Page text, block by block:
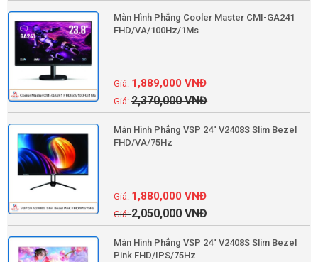
Màn Hình Phẳng Cooler Master CMI-GA241
FHD/VA/100Hz/1Ms
2,370,000VNĐ
1,889,000VNĐ
Màn Hình Phẳng VSP 24'' V2408S Slim Bezel
FHD/VA/75Hz
2,050,000VNĐ
1,880,000VNĐ
Màn Hình Phẳng VSP 24'' V2408S Slim Bezel
Pink FHD/IPS/75Hz